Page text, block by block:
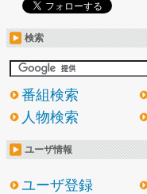
検索
番組検索
人物検索
ユーザ情報
ユーザ登録